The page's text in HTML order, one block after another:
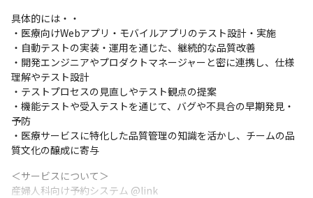
具体的には・・
・医療向けWebアプリ・モバイルアプリのテスト設計・実施
・自動テストの実装・運用を通じた、継続的な品質改善
・開発エンジニアやプロダクトマネージャーと密に連携し、仕様
理解やテスト設計
・テストプロセスの見直しやテスト観点の提案
・機能テストや受入テストを通じて、バグや不具合の早期発見・
予防
・医療サービスに特化した品質管理の知識を活かし、チームの品
質文化の醸成に寄与
＜サービスについて＞
産婦人科向け予約システム @link